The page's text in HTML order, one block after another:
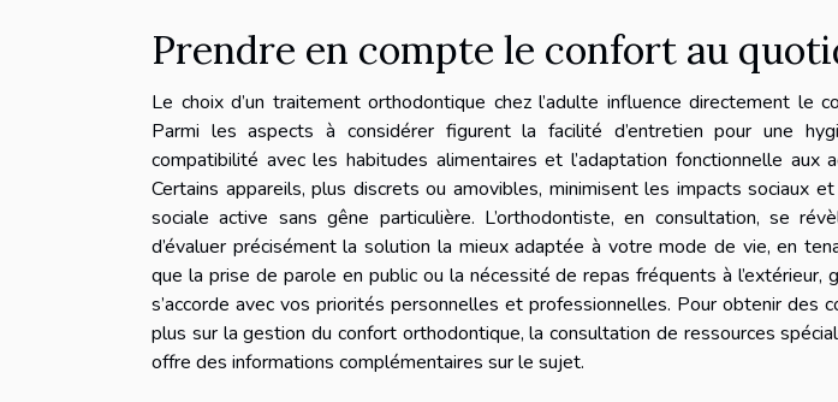
Prendre en compte le confort au
Le choix d’un traitement orthodontique chez l’adulte influence directement le
Parmi les aspects à considérer figurent la facilité d’entretien pour une
compatibilité avec les habitudes alimentaires et l’adaptation fonctionnelle aux
Certains appareils, plus discrets ou amovibles, minimisent les impacts sociaux
sociale active sans gêne particulière. L’orthodontiste, en consultation, se
d’évaluer précisément la solution la mieux adaptée à votre mode de vie, en
que la prise de parole en public ou la nécessité de repas fréquents à l’extérieur,
s’accorde avec vos priorités personnelles et professionnelles. Pour obtenir des
plus sur la gestion du confort orthodontique, la consultation de ressources
offre des informations complémentaires sur le sujet.